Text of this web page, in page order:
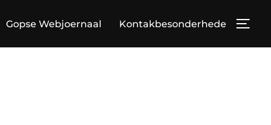
Gopse Webjoernaal Kontakbesonderhede